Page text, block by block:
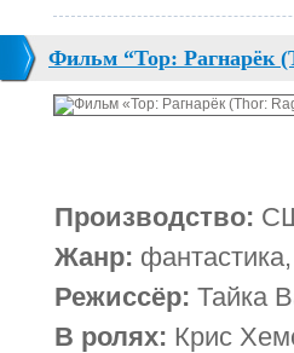
Фильм “Тор: Рагнарёк
Производство:
Жанр:
Режиссёр: Тайка
В ролях: Крис